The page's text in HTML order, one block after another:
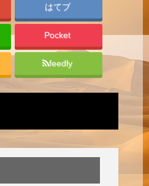
はてブ
Pocket
feedly